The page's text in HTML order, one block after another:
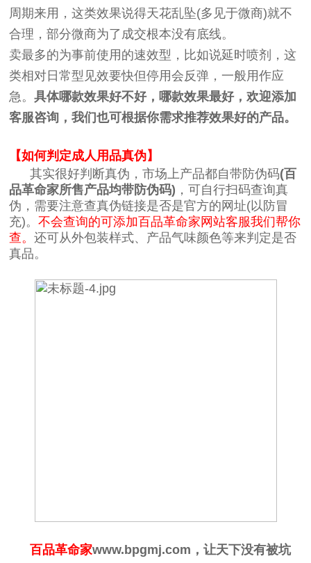
周期来用，这类效果说得天花乱坠(多见于微商)就不
合理，部分微商为了成交根本没有底线。
卖最多的为事前使用的速效型，比如说延时喷剂，这
类相对日常型见效要快但停用会反弹，一般用作应
急。具体哪款效果好不好，哪款效果最好，欢迎添加
客服咨询，我们也可根据你需求推荐效果好的产品。
【如何判定成人用品真伪】
其实很好判断真伪，市场上产品都自带防伪码(百
品革命家所售产品均带防伪码) ，可自行扫码查询真
伪，需要注意查真伪链接是否是官方的网址(以防冒
充)。不会查询的可添加百品革命家网站客服我们帮你
查。还可从外包装样式、产品气味颜色等来判定是否
真品。
百品革命家www.bpgmj.com ，让天下没有被坑